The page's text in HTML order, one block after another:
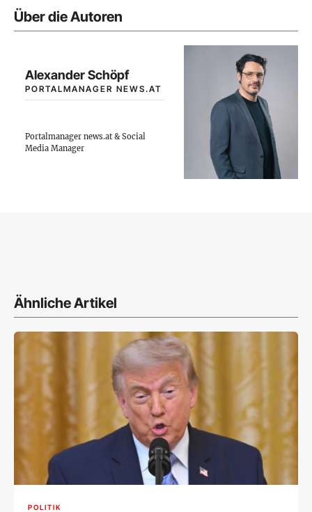
Über die Autoren
Alexander Schöpf
PORTALMANAGER NEWS.AT
Portalmanager news.at & Social
Media Manager
Ähnliche Artikel
POLITIK